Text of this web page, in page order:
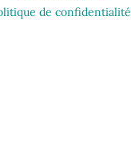
de confidentialité